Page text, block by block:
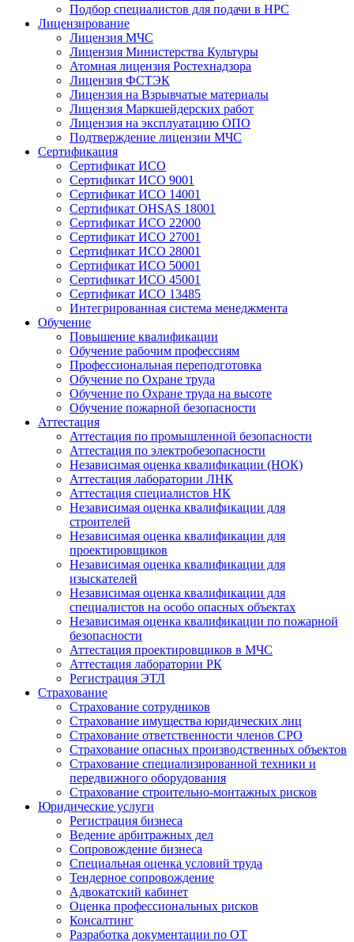
Подбор специалистов для подачи в НРС
Лицензирование
Лицензия МЧС
Лицензия Министерства Культуры
Атомная лицензия Ростехнадзора
Лицензия ФСТЭК
Лицензия на Взрывчатые материалы
Лицензия Маркшейдерских работ
Лицензия на эксплуатацию ОПО
Подтверждение лицензии МЧС
Сертификация
Сертификат ИСО
Сертификат ИСО 9001
Сертификат ИСО 14001
Сертификат OHSAS 18001
Сертификат ИСО 22000
Сертификат ИСО 27001
Сертификат ИСО 28001
Сертификат ИСО 50001
Сертификат ИСО 45001
Сертификат ИСО 13485
Интегрированная система менеджмента
Обучение
Повышение квалификации
Обучение рабочим профессиям
Профессиональная переподготовка
Обучение по Охране труда
Обучение по Охране труда на высоте
Обучение пожарной безопасности
Аттестация
Аттестация по промышленной безопасности
Аттестация по электробезопасности
Независимая оценка квалификации (НОК)
Аттестация лаборатории ЛНК
Аттестация специалистов НК
Независимая оценка квалификации для
строителей
Независимая оценка квалификации для
проектировщиков
Независимая оценка квалификации для
изыскателей
Независимая оценка квалификации для
специалистов на особо опасных объектах
Независимая оценка квалификации по пожарной
безопасности
Аттестация проектировщиков в МЧС
Аттестация лаборатории РК
Регистрация ЭТЛ
Страхование
Страхование сотрудников
Страхование имущества юридических лиц
Страхование ответственности членов СРО
Страхование опасных производственных объектов
Страхование специализированной техники и
передвижного оборудования
Страхование строительно-монтажных рисков
Юридические услуги
Регистрация бизнеса
Ведение арбитражных дел
Сопровождение бизнеса
Специальная оценка условий труда
Тендерное сопровождение
Адвокатский кабинет
Оценка профессиональных рисков
Консалтинг
Разработка документации по ОТ